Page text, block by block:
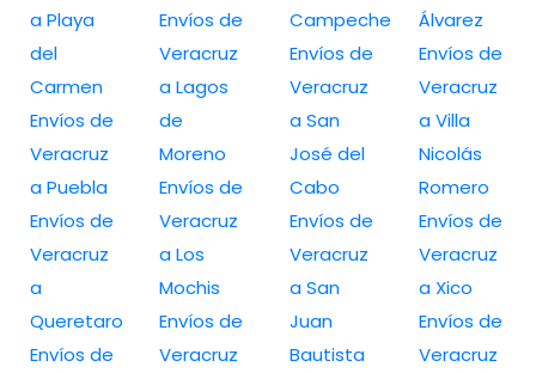
a Playa
del
Carmen
Envíos de
Veracruz
a Puebla
Envíos de
Veracruz
a
Queretaro
Envíos de
Envíos de
Veracruz
a Lagos
de
Moreno
Envíos de
Veracruz
a Los
Mochis
Envíos de
Veracruz
Campeche
Envíos de
Veracruz
a San
José del
Cabo
Envíos de
Veracruz
a San
Juan
Bautista
Álvarez
Envíos de
Veracruz
a Villa
Nicolás
Romero
Envíos de
Veracruz
a Xico
Envíos de
Veracruz